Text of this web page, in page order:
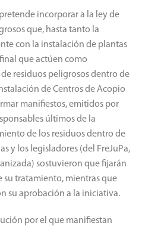
incorporar a la ley de
que, hasta tanto la
con la instalación de plantas
que actúen como
residuos peligrosos dentro de
de Centros de Acopio
manifiestos, emitidos por
últimos de la
de los residuos dentro de
y los legisladores (del FreJuPa,
sostuvieron que fijarán
su tratamiento, mientras que
su aprobación a la iniciativa.
por el que manifiestan